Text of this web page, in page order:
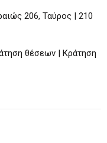
206, Ταύρος | 210
θέσεων | Κράτηση